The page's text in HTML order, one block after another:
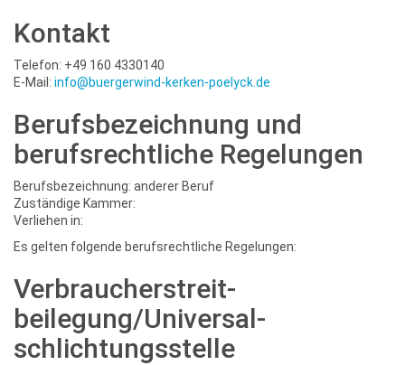
Kontakt
Telefon: +49 160 4330140
E-Mail: info@buergerwind-kerken-poelyck.de
Berufsbezeichnung und
berufsrechtliche Regelungen
Berufsbezeichnung: anderer Beruf
Zuständige Kammer:
Verliehen in:
Es gelten folgende berufsrechtliche Regelungen:
Verbraucher­streit­
beilegung/Universal­
schlichtungs­stelle